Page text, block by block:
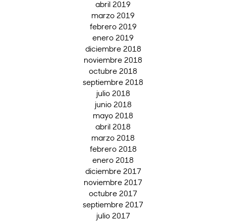
abril 2019
marzo 2019
febrero 2019
enero 2019
diciembre 2018
noviembre 2018
octubre 2018
septiembre 2018
julio 2018
junio 2018
mayo 2018
abril 2018
marzo 2018
febrero 2018
enero 2018
diciembre 2017
noviembre 2017
octubre 2017
septiembre 2017
julio 2017